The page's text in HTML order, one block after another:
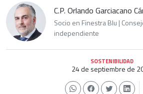
C.P. Orlando Garciacano
Socio en Finestra Blu |
independiente
SOSTENIBILIDAD
24 de septiembre de